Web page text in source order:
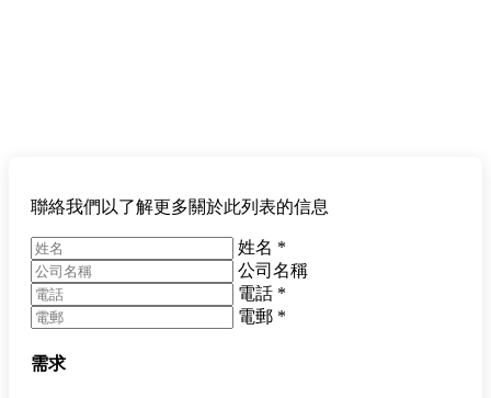
聯絡我們以了解更多關於此列表的信息
姓名 *
公司名稱
電話 *
電郵 *
需求